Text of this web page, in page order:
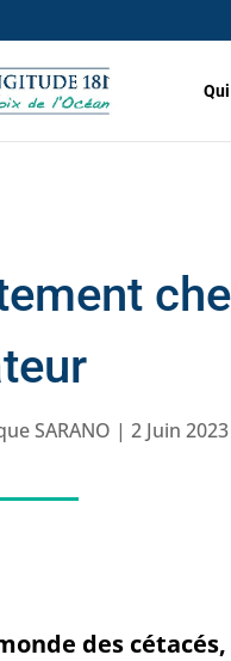
SARANO |2 Juin 2023
des